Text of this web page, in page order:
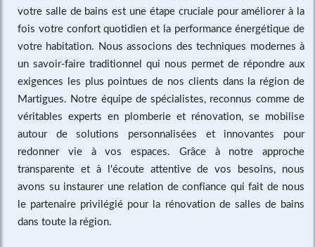
votre salle de bains est une étape cruciale pour améliorer à la
fois votre confort quotidien et la performance énergétique de
votre habitation. Nous associons des techniques modernes à
un savoir-faire traditionnel qui nous permet de répondre aux
exigences les plus pointues de nos clients dans la région de
Martigues. Notre équipe de spécialistes, reconnus comme de
véritables experts en plomberie et rénovation, se mobilise
autour de solutions personnalisées et innovantes pour
redonner vie à vos espaces. Grâce à notre approche
transparente et à l'écoute attentive de vos besoins, nous
avons su instaurer une relation de confiance qui fait de nous
le partenaire privilégié pour la rénovation de salles de bains
dans toute la région.